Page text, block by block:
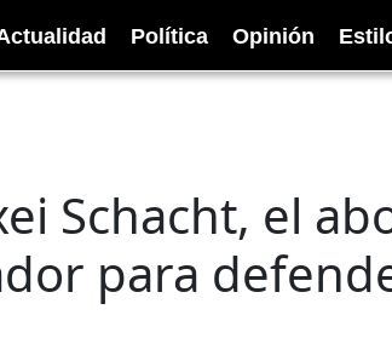
Política Opinión
Schacht, el
para